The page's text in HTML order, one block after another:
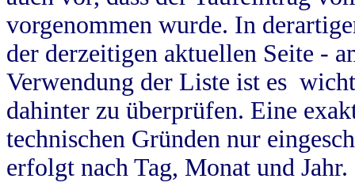
vorgenommen wurde. In
der derzeitigen aktuellen Seite -
Verwendung der Liste ist es
dahinter zu überprüfen. Eine
technischen Gründen nur
erfolgt nach Tag, Monat und Jahr.